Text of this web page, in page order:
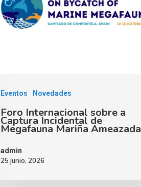
Eventos Novedades
Foro Internacional sobre a
Captura Incidental de
Megafauna Mariña Ameazada
admin
25 junio, 2026